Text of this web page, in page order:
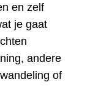
en zelf
je gaat
andere
of